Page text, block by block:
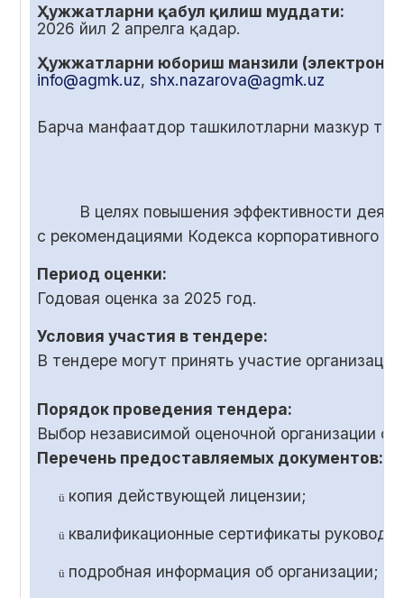
Ҳужжатларни қабул қилиш муддати:
2026 йил 2 апрелга қадар.
Ҳужжатларни юбориш манзили (электрон
info@agmk.uz, shx.nazarova@agmk.uz
Барча манфаатдор ташкилотларни мазкур
В целях повышения эффективности
с рекомендациями Кодекса корпоративного
Период оценки:
Годовая оценка за 2025 год.
Условия участия в тендере:
В тендере могут принять участие
Порядок проведения тендера:
Выбор независимой оценочной организации
Перечень предоставляемых документов:
ü копия действующей лицензии;
ü квалификационные сертификаты
ü подробная информация об организации;